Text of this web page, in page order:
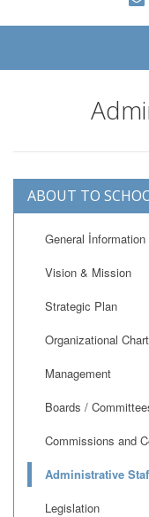
ABOUT TO
General İnformation
Vision & Mission
Strategic Plan
Organizational Chart
Management
Boards /
Commissions and
Administrative
Legislation